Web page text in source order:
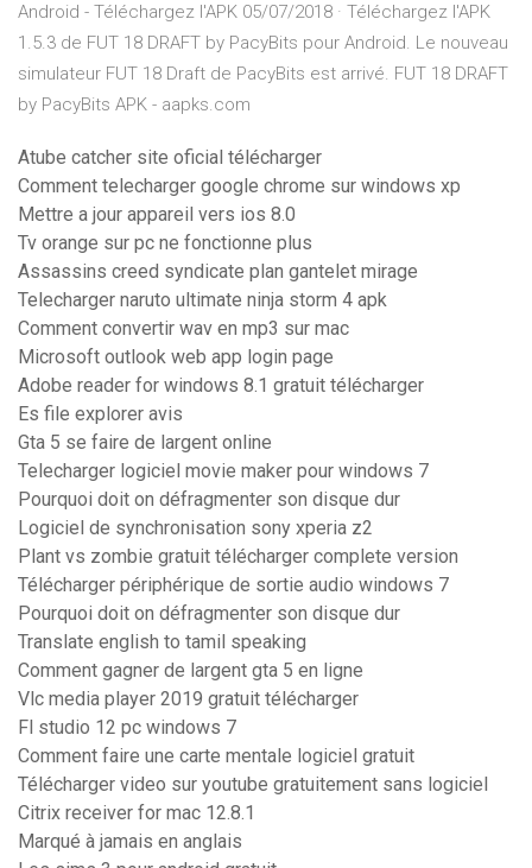
Android - Téléchargez l'APK 05/07/2018 · Téléchargez l'APK
1.5.3 de FUT 18 DRAFT by PacyBits pour Android. Le nouveau
simulateur FUT 18 Draft de PacyBits est arrivé. FUT 18 DRAFT
by PacyBits APK - aapks.com
Atube catcher site oficial télécharger
Comment telecharger google chrome sur windows xp
Mettre a jour appareil vers ios 8.0
Tv orange sur pc ne fonctionne plus
Assassins creed syndicate plan gantelet mirage
Telecharger naruto ultimate ninja storm 4 apk
Comment convertir wav en mp3 sur mac
Microsoft outlook web app login page
Adobe reader for windows 8.1 gratuit télécharger
Es file explorer avis
Gta 5 se faire de largent online
Telecharger logiciel movie maker pour windows 7
Pourquoi doit on défragmenter son disque dur
Logiciel de synchronisation sony xperia z2
Plant vs zombie gratuit télécharger complete version
Télécharger périphérique de sortie audio windows 7
Pourquoi doit on défragmenter son disque dur
Translate english to tamil speaking
Comment gagner de largent gta 5 en ligne
Vlc media player 2019 gratuit télécharger
Fl studio 12 pc windows 7
Comment faire une carte mentale logiciel gratuit
Télécharger video sur youtube gratuitement sans logiciel
Citrix receiver for mac 12.8.1
Marqué à jamais en anglais